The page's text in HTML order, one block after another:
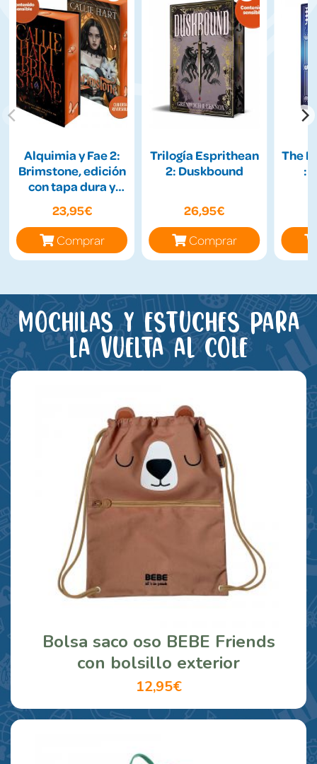
Alquimia y Fae 2:
Brimstone, edición
con tapa dura y
23,95€
Comprar
Trilogía Esprithean
2: Duskbound
26,95€
Comprar
The
:
Mochilas y estuches para
la vuelta al cole
Bolsa saco oso BEBE Friends
con bolsillo exterior
12,95€